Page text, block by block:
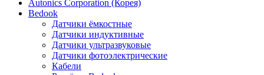
Autonics Corporation (Корея)
Bedook
Датчики ёмкостные
Датчики индуктивные
Датчики ультразвуковые
Датчики фотоэлектрические
Кабели